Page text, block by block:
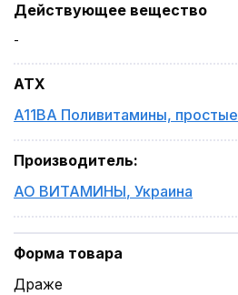
Действующее вещество
-
ATX
A11BA Поливитамины, простые
Производитель:
АО ВИТАМИНЫ, Украина
Форма товара
Драже